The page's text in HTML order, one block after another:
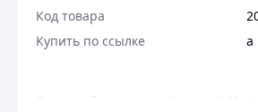
Код товара
Купить по ссылке
a
Основной материал: Хлопок